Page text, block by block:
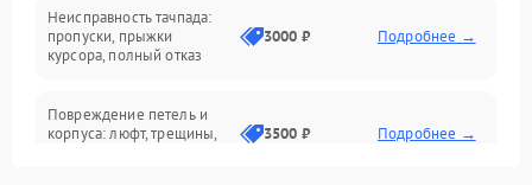
Сеть и интернет
Неисправность тачпада:
пропуски, прыжки
курсора, полный отказ
3000 ₽ Подробнее →
Повреждение петель и
корпуса: люфт, трещины,
3500 ₽ Подробнее →